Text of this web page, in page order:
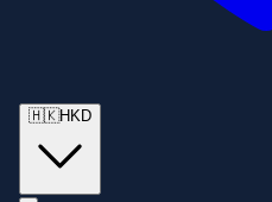
🇭🇰HKD